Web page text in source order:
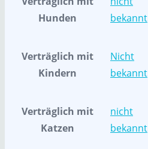
Hunden
bekannt
Verträglich mit
Kindern
Nicht
bekannt
Verträglich mit
Katzen
nicht
bekannt